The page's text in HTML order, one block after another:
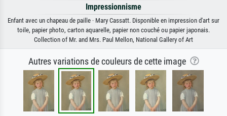
Impressionnisme
Enfant avec un chapeau de paille · Mary Cassatt. Disponible en impression d'art sur
toile, papier photo, carton aquarelle, papier non couché ou papier japonais.
Collection of Mr. and Mrs. Paul Mellon, National Gallery of Art
Autres variations de couleurs de cette image